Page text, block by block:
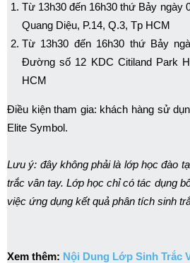
Từ 13h30 đến 16h30 thứ Bảy ngày
Quang Diệu, P.14, Q.3, Tp HCM
Từ 13h30 đến 16h30 thứ Bảy
Đường số 12 KDC Citiland Park
HCM
Điều kiện tham gia: khách hàng sử
Elite Symbol.
Lưu ý: đây không phải là lớp học đào
trắc vân tay. Lớp học chỉ có tác dụng
việc ứng dụng kết quả phân tích sinh
Xem thêm: Nội Dung Lớp Sinh Trắc